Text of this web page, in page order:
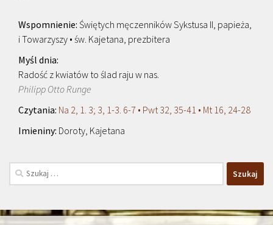
Świętych męczenników Sykstusa II, papieża,
i Towarzyszy • św. Kajetana, prezbitera
Radość z kwiatów to ślad raju w nas.
Philipp Otto Runge
Na 2, 1. 3; 3, 1-3. 6-7 • Pwt 32, 35-41 • Mt 16, 24-28
Doroty, Kajetana
Szukaj: